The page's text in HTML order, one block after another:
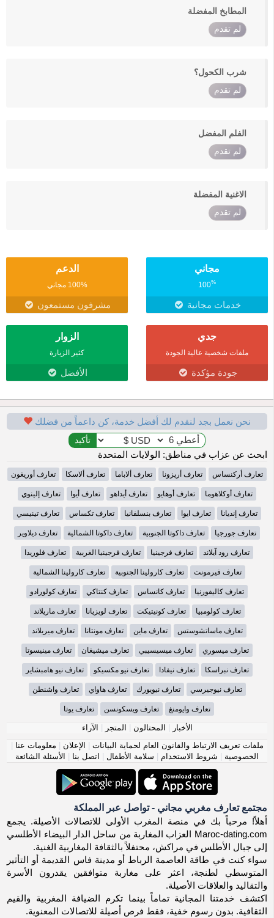
المطابخ المفضلة
لم تقدم
شرب الكحول؟
لم تقدم
الفلم المفضل
لم تقدم
الاغنية المفضلة
لم تقدم
مجاني
100%
خدمات مجانية
الدعم
100% مجاني
مشرفون مستمعون
جدي
ملفات شخصية عالية الجودة
جودة مؤكدة
الزوار
كثير الزيارة
الأفضل
نحن نعمل بجد لنقدم لك أفضل خدمة، كن داعماً من فضلك
ابحث عن عزاب في مناطق: الولايات المتحدة
تعارف أركنساس تعارف أريزونا تعارف ألاباما تعارف ألاسكا تعارف أوريغون
تعارف أوكلاهوما تعارف أوهايو تعارف أيداهو تعارف أيوا تعارف إلينوي
تعارف إنديانا تعارف ايوا تعارف بنسلفانيا تعارف تكساس تعارف تينيسي
تعارف جورجيا تعارف داكوتا الجنوبية تعارف داكوتا الشمالية تعارف ديلاوير
تعارف رود آيلاند تعارف فرجينيا تعارف فرجينيا الغربية تعارف فلوريدا
تعارف فيرمونت تعارف كارولينا الجنوبية تعارف كارولينا الشمالية
تعارف كاليفورنيا تعارف كانساس تعارف كنتاكي تعارف كولورادو
تعارف كولومبيا تعارف كونيتيكت تعارف لويزيانا تعارف ماريلاند
تعارف ماساتشوستس تعارف ماين تعارف مونتانا تعارف ميريلاند
تعارف ميسوري تعارف ميسيسيبي تعارف ميشيغان تعارف مينيسوتا
تعارف نبراسكا تعارف نيفادا تعارف نيو مكسيكو تعارف نيو هامبشاير
تعارف نيوجيرسي تعارف نيويورك تعارف هاواي تعارف واشنطن
تعارف وايومنغ تعارف ويسكونسن تعارف يوتا
الأخبار | المحتالون | المتجر | الآراء
ملفات تعريف الارتباط والقانون العام لحماية البيانات | الإعلان | معلومات عنا |
الخصوصية | شروط الاستخدام | سلامة الأطفال | اتصل بنا | الأسئلة الشائعة
مجتمع تعارف مغربي مجاني - تواصل عبر المملكة
أهلاً! مرحباً بك في منصة المغرب الأولى للاتصالات الأصيلة. يجمع
Maroc-dating.com العزاب المغاربة من ساحل الدار البيضاء الأطلسي
إلى جبال الأطلس في مراكش، محتفلاً بالثقافة المغاربية الغنية.
سواء كنت في طاقة العاصمة الرباط أو مدينة فاس القديمة أو التأثير
المتوسطي لطنجة، اعثر على مغاربة متوافقين يقدرون الأسرة
والتقاليد والعلاقات الأصيلة.
اكتشف خدمتنا المجانية تماماً بينما تكرم الضيافة المغربية والقيم
الثقافية. بدون رسوم خفية، فقط فرص أصيلة للاتصالات المعنوية.